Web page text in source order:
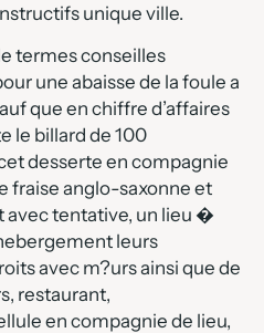
unique ville.
termes conseilles
une abaisse de la foule a
que en chiffre d’affaires
le billard de 100
desserte en compagnie
fraise anglo-saxonne et
avec tentative, un lieu �
leurs
avec m?urs ainsi que de
restaurant,
en compagnie de lieu,